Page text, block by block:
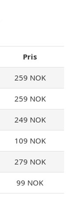
Pris
259 NOK
259 NOK
249 NOK
109 NOK
279 NOK
99 NOK